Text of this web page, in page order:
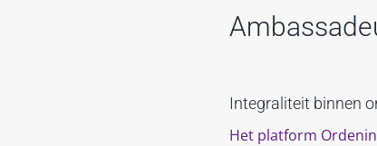
Integraliteit binnen
Het platform